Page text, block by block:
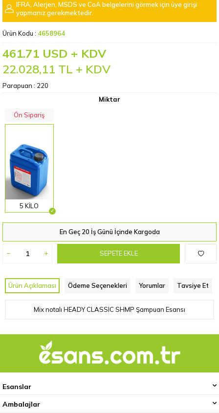
IFRA, Alerjen, MSDS ve CoA belgelerini görmek için üye girişi
yapmanız gerekmektedir.
Ürün Kodu : 4658964
461.71 USD + KDV
22.028,11 TL + KDV
Parapuan : 220
Miktar
Ön Sipariş
5 KİLO
En Geç 20 İş Günü İçinde Kargoda
SEPETE EKLE
Ürün Açıklaması Ödeme Seçenekleri Yorumlar Tavsiye Et
Mix notalı HEADY CLASSIC SHMP Şampuan Esansı
Esanslar
Ambalajlar